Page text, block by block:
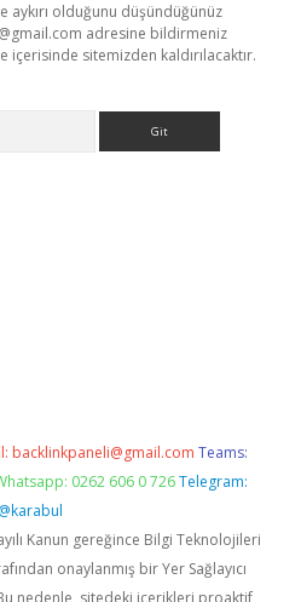
aykırı olduğunu düşündüğünüz
adresine bildirmeniz
sitemizden kaldırılacaktır.
backlinkpaneli@gmail.com Teams:
0262 606 0 726 Telegram:
@karabul
Kanun gereğince Bilgi Teknolojileri
onaylanmış bir Yer Sağlayıcı
nedenle, sitedeki içerikleri proaktif